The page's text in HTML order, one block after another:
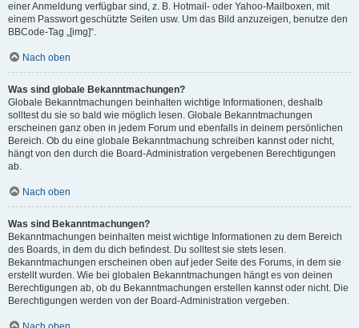
einer Anmeldung verfügbar sind, z. B. Hotmail- oder Yahoo-Mailboxen, mit
einem Passwort geschützte Seiten usw. Um das Bild anzuzeigen, benutze den
BBCode-Tag „[img]“.
Nach oben
Was sind globale Bekanntmachungen?
Globale Bekanntmachungen beinhalten wichtige Informationen, deshalb
solltest du sie so bald wie möglich lesen. Globale Bekanntmachungen
erscheinen ganz oben in jedem Forum und ebenfalls in deinem persönlichen
Bereich. Ob du eine globale Bekanntmachung schreiben kannst oder nicht,
hängt von den durch die Board-Administration vergebenen Berechtigungen
ab.
Nach oben
Was sind Bekanntmachungen?
Bekanntmachungen beinhalten meist wichtige Informationen zu dem Bereich
des Boards, in dem du dich befindest. Du solltest sie stets lesen.
Bekanntmachungen erscheinen oben auf jeder Seite des Forums, in dem sie
erstellt wurden. Wie bei globalen Bekanntmachungen hängt es von deinen
Berechtigungen ab, ob du Bekanntmachungen erstellen kannst oder nicht. Die
Berechtigungen werden von der Board-Administration vergeben.